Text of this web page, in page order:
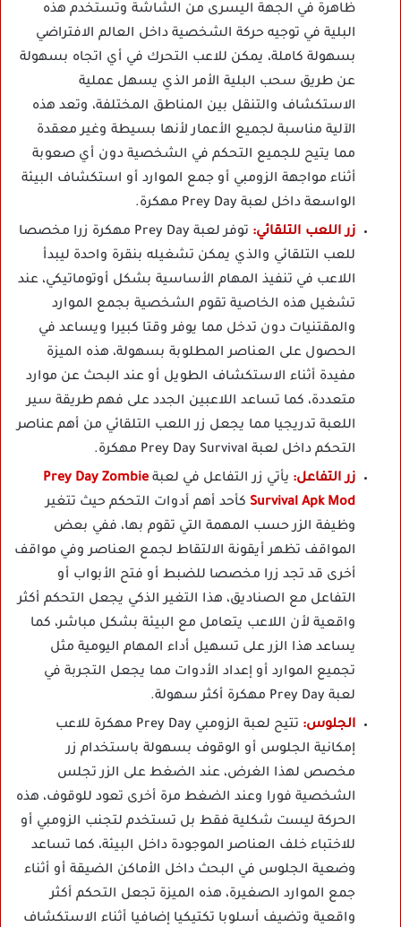
ظاهرة في الجهة اليسرى من الشاشة وتستخدم هذه
البلية في توجيه حركة الشخصية داخل العالم الافتراضي
بسهولة كاملة، يمكن للاعب التحرك في أي اتجاه بسهولة
عن طريق سحب البلية الأمر الذي يسهل عملية
الاستكشاف والتنقل بين المناطق المختلفة، وتعد هذه
الآلية مناسبة لجميع الأعمار لأنها بسيطة وغير معقدة
مما يتيح للجميع التحكم في الشخصية دون أي صعوبة
أثناء مواجهة الزومبي أو جمع الموارد أو استكشاف البيئة
الواسعة داخل لعبة Prey Day مهكرة.
زر اللعب التلقائي:
توفر لعبة Prey Day مهكرة زرا مخصصا
للعب التلقائي والذي يمكن تشغيله بنقرة واحدة ليبدأ
اللاعب في تنفيذ المهام الأساسية بشكل أوتوماتيكي، عند
تشغيل هذه الخاصية تقوم الشخصية بجمع الموارد
والمقتنيات دون تدخل مما يوفر وقتا كبيرا ويساعد في
الحصول على العناصر المطلوبة بسهولة، هذه الميزة
مفيدة أثناء الاستكشاف الطويل أو عند البحث عن موارد
متعددة، كما تساعد اللاعبين الجدد على فهم طريقة سير
اللعبة تدريجيا مما يجعل زر اللعب التلقائي من أهم عناصر
التحكم داخل لعبة Prey Day Survival مهكرة.
زر التفاعل: يأتي زر التفاعل في لعبة Prey Day Zombie
Survival Apk Mod كأحد أهم أدوات التحكم حيث تتغير
وظيفة الزر حسب المهمة التي تقوم بها، ففي بعض
المواقف تظهر أيقونة الالتقاط لجمع العناصر وفي مواقف
أخرى قد تجد زرا مخصصا للضبط أو فتح الأبواب أو
التفاعل مع الصناديق، هذا التغير الذكي يجعل التحكم أكثر
واقعية لأن اللاعب يتعامل مع البيئة بشكل مباشر، كما
يساعد هذا الزر على تسهيل أداء المهام اليومية مثل
تجميع الموارد أو إعداد الأدوات مما يجعل التجربة في
لعبة Prey Day مهكرة أكثر سهولة.
الجلوس:
تتيح لعبة الزومبي Prey Day مهكرة للاعب
إمكانية الجلوس أو الوقوف بسهولة باستخدام زر
مخصص لهذا الغرض، عند الضغط على الزر تجلس
الشخصية فورا وعند الضغط مرة أخرى تعود للوقوف، هذه
الحركة ليست شكلية فقط بل تستخدم لتجنب الزومبي أو
للاختباء خلف العناصر الموجودة داخل البيئة، كما تساعد
وضعية الجلوس في البحث داخل الأماكن الضيقة أو أثناء
جمع الموارد الصغيرة، هذه الميزة تجعل التحكم أكثر
واقعية وتضيف أسلوبا تكتيكيا إضافيا أثناء الاستكشاف